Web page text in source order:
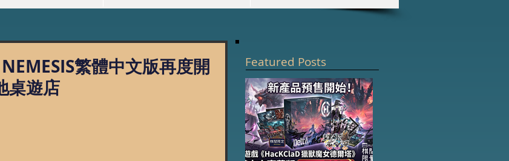
繁體中文版再度開
桌遊店
Featured Posts